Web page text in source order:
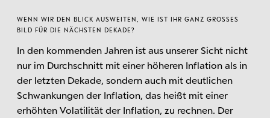
WENN WIR DEN BLICK AUSWEITEN, WIE IST IHR GANZ GROSSES B
ILD FÜR DIE NÄCHSTEN DEKADE?
In den kommenden Jahren ist aus unserer Sicht nicht
nur im Durchschnitt mit einer höheren Inflation als in
der letzten Dekade, sondern auch mit deutlichen
Schwankungen der Inflation, das heißt mit einer
erhöhten Volatilität der Inflation, zu rechnen. Der